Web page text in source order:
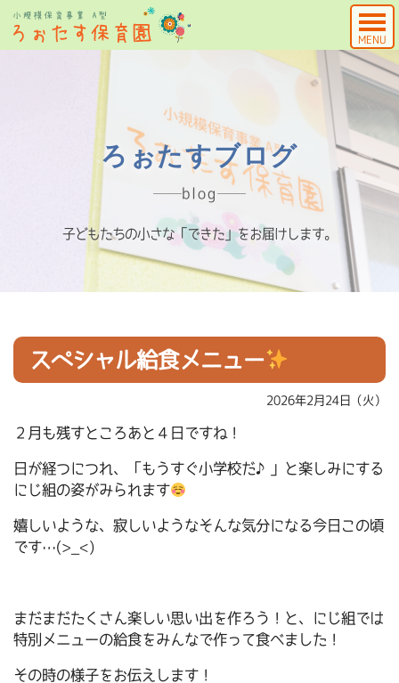
MENU
ろぉたすブログ
blog
子どもたちの小さな「できた」をお届けします。
スペシャル給食メニュー
2026年2月24日（火）
２月も残すところあと４日ですね！
日が経つにつれ、「もうすぐ小学校だ♪」と楽しみにする
にじ組の姿がみられます
嬉しいような、寂しいようなそんな気分になる今日この頃
です…(>_<)
まだまだたくさん楽しい思い出を作ろう！と、にじ組では
特別メニューの給食をみんなで作って食べました！
その時の様子をお伝えします！